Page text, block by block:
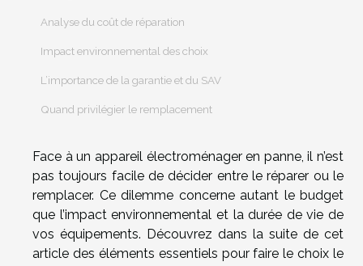
Analyse du coût de réparation
Impact environnemental des choix
L’importance de la garantie et du SAV
Quand privilégier le remplacement
Face à un appareil électroménager en panne, il n’est
pas toujours facile de décider entre le réparer ou le
remplacer. Ce dilemme concerne autant le budget
que l’impact environnemental et la durée de vie de
vos équipements. Découvrez dans la suite de cet
article des éléments essentiels pour faire le choix le